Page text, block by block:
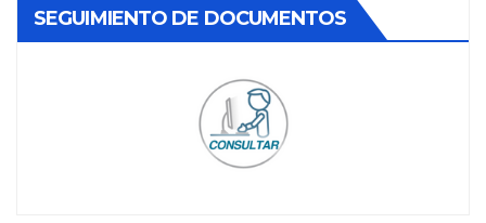
SEGUIMIENTO DE DOCUMENTOS